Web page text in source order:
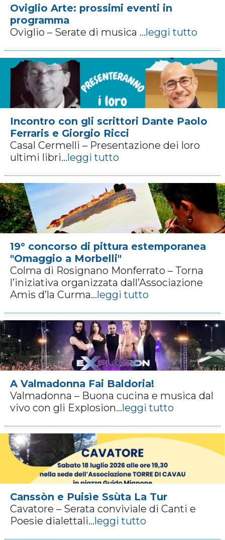
Oviglio Arte: prossimi eventi in
programma
Oviglio – Serate di musica ...leggi tutto
Incontro con gli scrittori Dante Paolo
Ferraris e Giorgio Ricci
Casal Cermelli – Presentazione dei loro
ultimi libri...leggi tutto
19° concorso di pittura estemporanea
"Omaggio a Morbelli"
Colma di Rosignano Monferrato – Torna
l’iniziativa organizzata dall’Associazione
Amis d’la Curma...leggi tutto
A Valmadonna Fai Baldoria!
Valmadonna – Buona cucina e musica dal
vivo con gli Explosion...leggi tutto
Canssòn e Puisìe Ssùta La Tur
Cavatore – Serata conviviale di Canti e
Poesie dialettali...leggi tutto